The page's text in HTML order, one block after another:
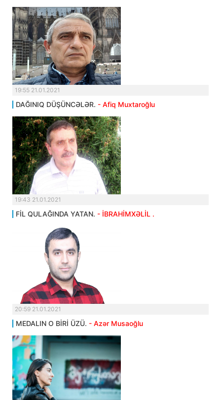
19:55 21.01.2021
DAĞINIQ DÜŞÜNCƏLƏR. - Afiq Muxtaroğlu
19:43 21.01.2021
FİL QULAĞINDA YATAN. - İBRAHİMXƏLİL .
20:59 21.01.2021
MEDALIN O BİRİ ÜZÜ. - Azər Musaoğlu